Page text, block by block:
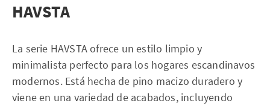
HAVSTA
La serie HAVSTA ofrece un estilo limpio y
minimalista perfecto para los hogares escandinavos
modernos. Está hecha de pino macizo duradero y
viene en una variedad de acabados, incluyendo